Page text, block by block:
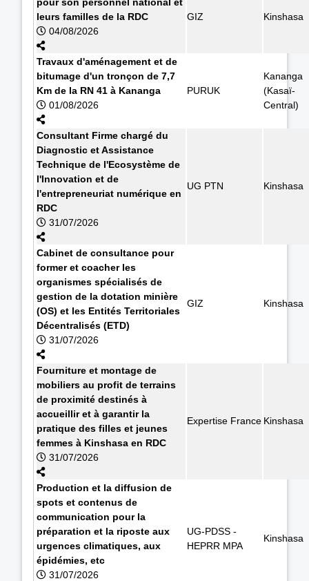
leurs familles de la RDC
04/08/2026
GIZ Kinshasa
Travaux d'aménagement et de
bitumage d'un tronçon de 7,7
Km de la RN 41 à Kananga
01/08/2026
PURUK
Kananga
(Kasaï-
Central)
Consultant Firme chargé du
Diagnostic et Assistance
Technique de l'Ecosystème de
l'Innovation et de
l'entrepreneuriat numérique en
RDC
31/07/2026
UG PTN Kinshasa
Cabinet de consultance pour
former et coacher les
organismes spécialisés de
gestion de la dotation minière
(OS) et les Entités Territoriales
Décentralisés (ETD)
31/07/2026
GIZ Kinshasa
Fourniture et montage de
mobiliers au profit de terrains
de proximité destinés à
accueillir et à garantir la
pratique des filles et jeunes
femmes à Kinshasa en RDC
31/07/2026
Expertise France Kinshasa
Production et la diffusion de
spots et contenus de
communication pour la
préparation et la riposte aux
urgences climatiques, aux
épidémies, etc
31/07/2026
UG-PDSS -
HEPRR MPA
Kinshasa